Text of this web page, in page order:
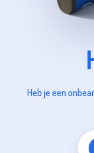
Heb je een